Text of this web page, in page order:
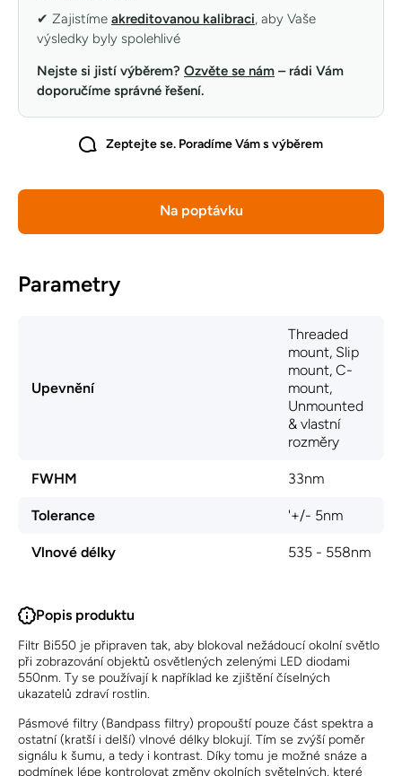
✔ Zajistíme akreditovanou kalibraci, aby Vaše
výsledky byly spolehlivé
Nejste si jistí výběrem? Ozvěte se nám – rádi Vám
doporučíme správné řešení.
Zeptejte se. Poradíme Vám s výběrem
Na poptávku
Parametry
Upevnění
Threaded
mount, Slip
mount, C-
mount,
Unmounted
& vlastní
rozměry
FWHM 33nm
Tolerance '+/- 5nm
Vlnové délky 535 - 558nm
Popis produktu
Filtr Bi550 je připraven tak, aby blokoval nežádoucí okolní světlo
při zobrazování objektů osvětlených zelenými LED diodami
550nm. Ty se používají k například ke zjištění číselných
ukazatelů zdraví rostlin.
Pásmové filtry (Bandpass filtry) propouští pouze část spektra a
ostatní (kratší i delší) vlnové délky blokují. Tím se zvýší poměr
signálu k šumu, a tedy i kontrast. Díky tomu je možné snáze a
podmínek lépe kontrolovat změny okolních světelných, které